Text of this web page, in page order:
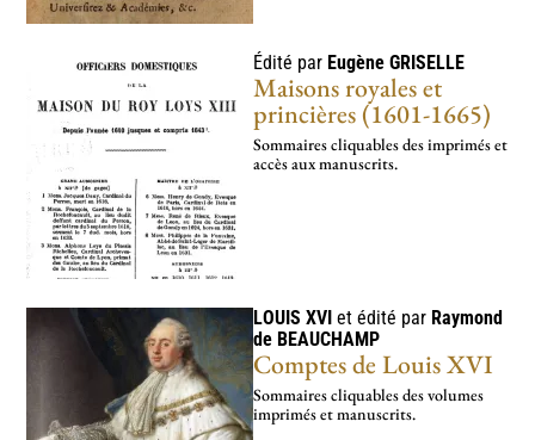
Maisons, officiers et commensalité
1515-1547 – règne de François I er 1547-1559 – règne d’Henri II 2
1559-1560 – règne de François II 1560-1574 – règne de Charles IX
1574-1589 – règne d’Henri III 3
1610-1643 – règne de Louis XIII
1643-1661 – régence et début du règne de Louis XIV
1661-1715 – règne personnel de Louis XIV 7
1715-1723 – régence du duc d’Orléans
1723-1774 – règne personnel de Louis XV
1774-1792 – règne de Louis XVI 5 1789- …
Édité par EugèneGRISELLE
Maisons royales et
princières (1601-1665)
Sommaires cliquables des imprimés et
accès aux manuscrits.
LOUIS XVI et édité par Raymond
de BEAUCHAMP
Comptes de Louis XVI
Sommaires cliquables des volumes
imprimés et manuscrits.